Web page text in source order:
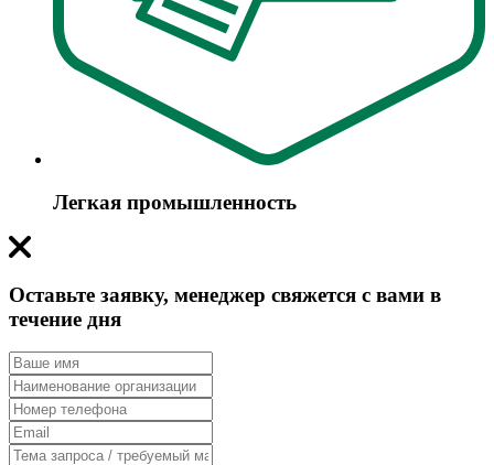
Легкая промышленность
Оставьте заявку, менеджер свяжется с вами в
течение дня